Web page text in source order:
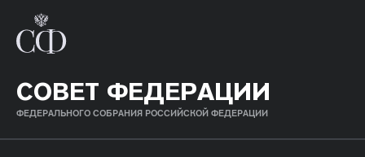
СОВЕТ ФЕДЕРАЦИИ
ФЕДЕРАЛЬНОГО СОБРАНИЯ РОССИЙСКОЙ ФЕДЕРАЦИИ